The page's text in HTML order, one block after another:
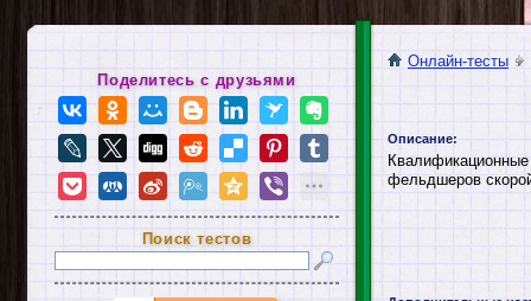
Онлайн-тесты
Описание:
фельдшеров
Поделитесь с друзьями
Поиск тестов